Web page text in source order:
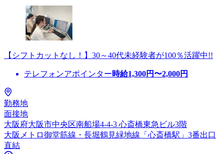
【シフトカットなし！】30～40代未経験者が100％活躍中!!
テレフォンアポインター時給1,300円〜2,000円
勤務地
面接地
大阪府大阪市中央区南船場4-4-3 心斎橋東急ビル3階
大阪メトロ御堂筋線・長堀鶴見緑地線「心斎橋駅」3番出口
直結